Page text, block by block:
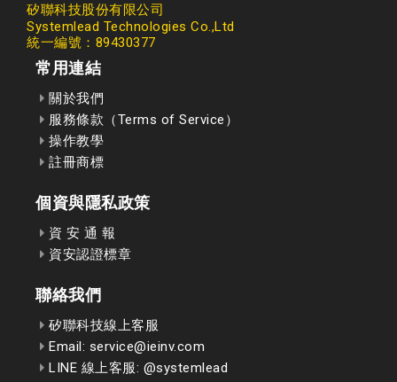
矽聯科技股份有限公司
Systemlead Technologies Co.,Ltd
統一編號：89430377
常用連結
關於我們
服務條款（Terms of Service）
操作教學
註冊商標
個資與隱私政策
資 安 通 報
資安認證標章
聯絡我們
矽聯科技線上客服
Email: service@ieinv.com
LINE 線上客服: @systemlead